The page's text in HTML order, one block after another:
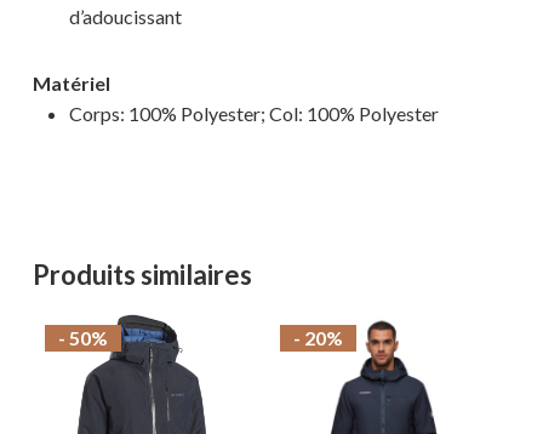
d’adoucissant
Matériel
Corps: 100% Polyester; Col: 100% Polyester
Produits similaires
- 50% - 20%